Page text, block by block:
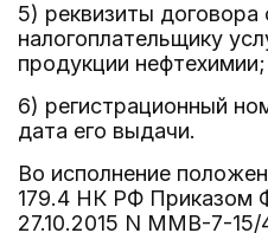
5) реквизиты договора
налогоплательщику
продукции нефтехимии;
6) регистрационный
дата его выдачи.
Во исполнение
179.4 НК РФ Приказом
27.10.2015 N ММВ-7-